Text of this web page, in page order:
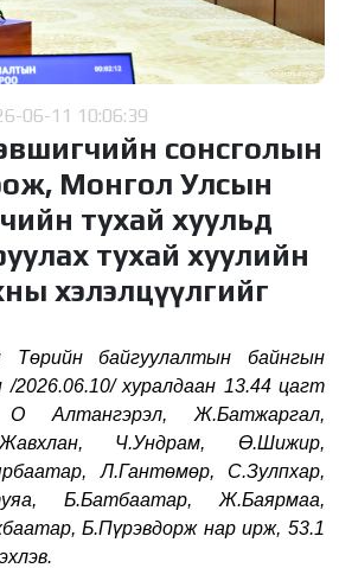
06-11 10:06:39
сонсголын
Монгол Улсын
тухай хуульд
тухай хуулийн
хэлэлцүүлгийг
байгуулалтын байнгын
/2026.06.10/ хуралдаан 13.44 цагт
Алтангэрэл, Ж.Батжаргал,
Ч.Ундрам, Ө.Шижир,
Л.Гантөмөр, С.Зулпхар,
Б.Батбаатар, Ж.Баярмаа,
Б.Пүрэвдорж нар ирж, 53.1